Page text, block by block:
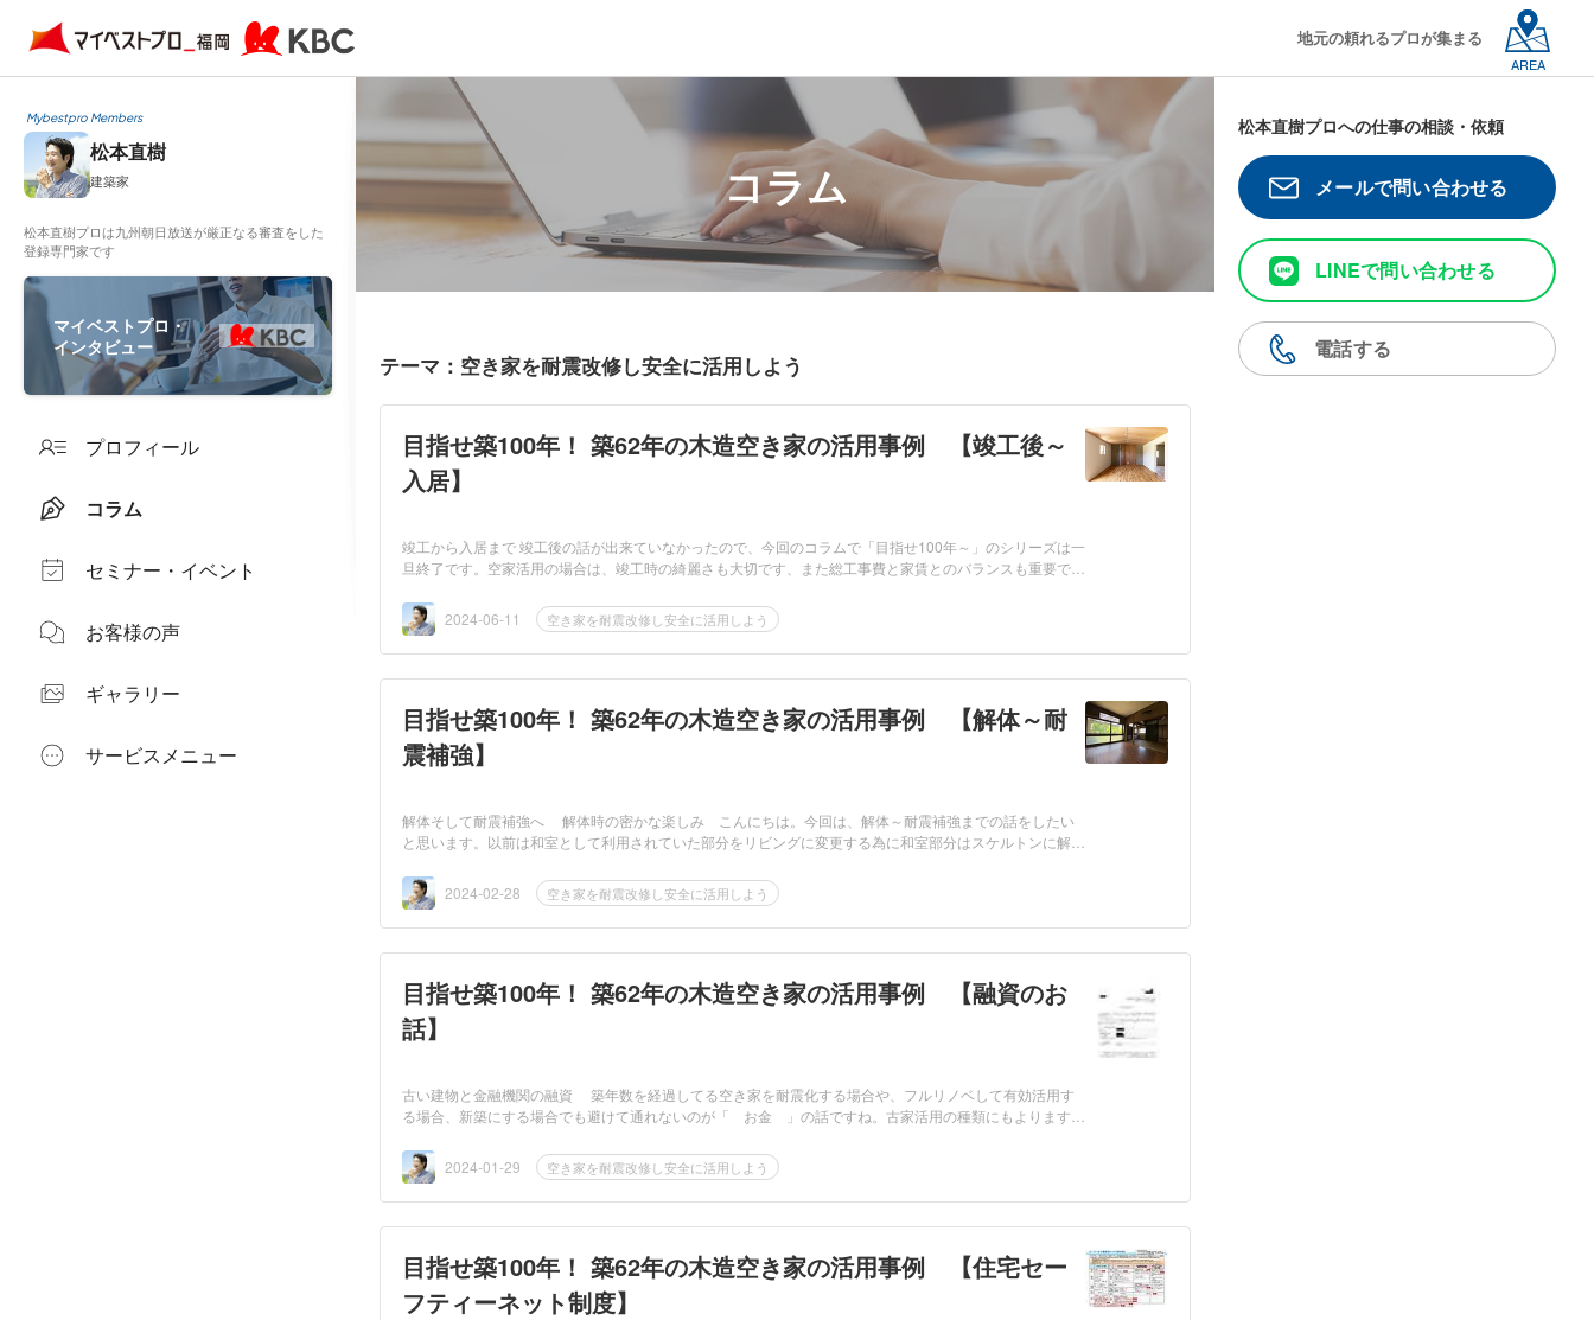
地元の頼れるプロが集まる
AREA
Mybestpro Members
松本直樹
建築家
松本直樹プロは九州朝日放送が厳正なる審査をした
登録専門家です
マイベストプロ・
インタビュー
プロフィール
コラム
セミナー・イベント
お客様の声
ギャラリー
サービスメニュー
コラム
テーマ：空き家を耐震改修し安全に活用しよう
目指せ築100年！ 築62年の木造空き家の活用事例 【竣工後～
入居】
竣工から入居まで 竣工後の話が出来ていなかったので、今回のコラムで「目指せ100年～」のシリーズは一
旦終了です。空家活用の場合は、竣工時の綺麗さも大切です、また総工事費と家賃とのバランスも重要で
2024-06-11
空き家を耐震改修し安全に活用しよう
目指せ築100年！ 築62年の木造空き家の活用事例 【解体～耐
震補強】
解体そして耐震補強へ 解体時の密かな楽しみ こんにちは。今回は、解体～耐震補強までの話をしたい
と思います。以前は和室として利用されていた部分をリビングに変更する為に和室部分はスケルトンに解
2024-02-28
空き家を耐震改修し安全に活用しよう
目指せ築100年！ 築62年の木造空き家の活用事例 【融資のお
話】
古い建物と金融機関の融資 築年数を経過してる空き家を耐震化する場合や、フルリノベして有効活用す
る場合、新築にする場合でも避けて通れないのが「 お金 」の話ですね。古家活用の種類にもよります
2024-01-29
空き家を耐震改修し安全に活用しよう
目指せ築100年！ 築62年の木造空き家の活用事例 【住宅セー
フティーネット制度】
松本直樹プロへの仕事の相談・依頼
メールで問い合わせる
LINEで問い合わせる
電話する